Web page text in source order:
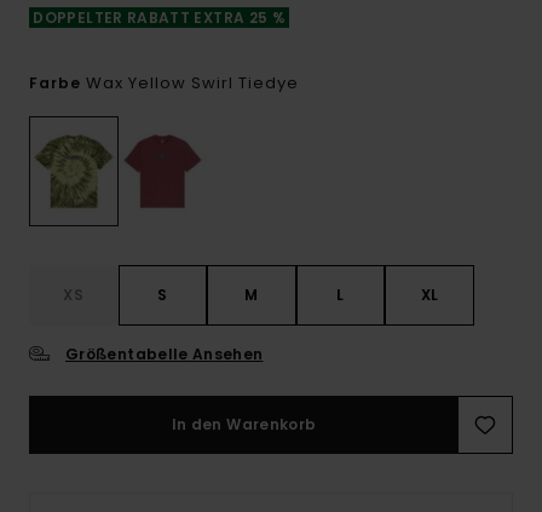
DOPPELTER RABATT EXTRA 25 %
Farbe Wax Yellow Swirl Tiedye
XS S M L XL
Größentabelle Ansehen
In den Warenkorb